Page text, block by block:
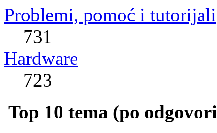
Problemi, pomoć i tutorijali
731
Hardware
723
Top 10 tema (po